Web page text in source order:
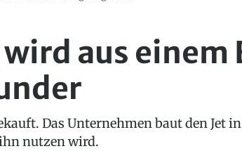
aus
Das Unternehmen baut den Jet
nutzen wird.